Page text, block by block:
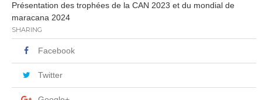
Présentation des trophées de la CAN 2023 et du mondial de
maracana 2024
SHARING
Facebook
Twitter